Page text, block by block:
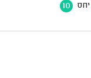
יחס 10